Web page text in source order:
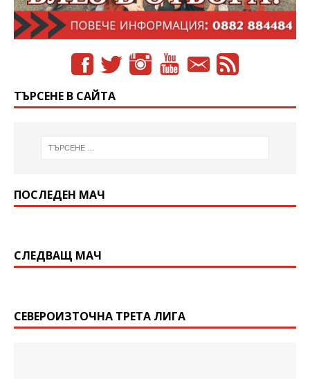
ТЪРСЕНЕ В САЙТА
ПОСЛЕДЕН МАЧ
СЛЕДВАЩ МАЧ
СЕВЕРОИЗТОЧНА ТРЕТА ЛИГА